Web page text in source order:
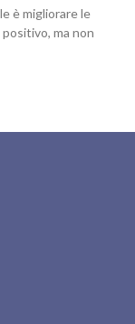
è migliorare le
ma non